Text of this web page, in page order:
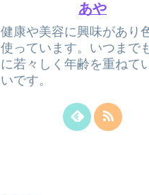
あや
健康や美容に興味があり
使っています。いつまで
に若々しく年齢を重ねて
いです。